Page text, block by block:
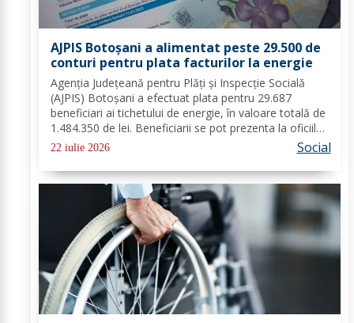
AJPIS Botoșani a alimentat peste 29.500 de
conturi pentru plata facturilor la energie
Agenția Județeană pentru Plăți și Inspecție Socială
(AJPIS) Botoșani a efectuat plata pentru 29.687
beneficiari ai tichetului de energie, în valoare totală de
1.484.350 de lei. Beneficiarii se pot prezenta la oficiile
poștale cu factura pentru a utiliza suma la plata
22 iulie 2026 Social